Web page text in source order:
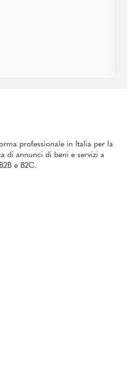
professionale in Italia per la
di annunci di beni e servizi a
e B2C.